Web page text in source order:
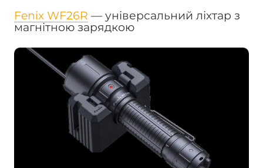
Fenix WF26R — універсальний ліхтар з
магнітною зарядкою